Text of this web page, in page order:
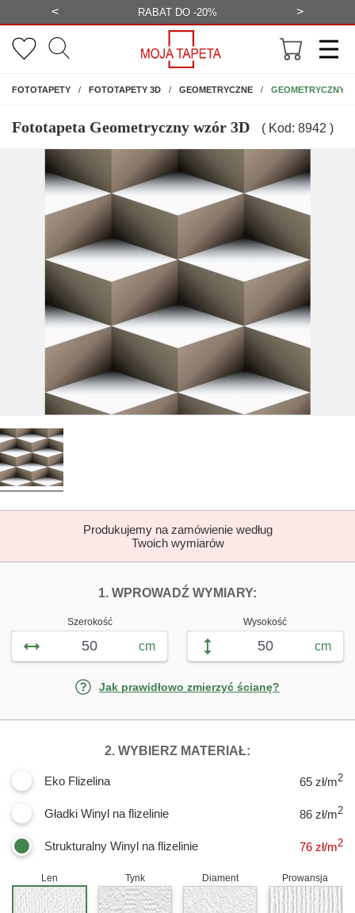
< BEZPŁATNA WIZUALIZACJA >
FOTOTAPETYNA ŚCIANĘ
FOTOTAPETY 3D GEOMETRYCZNE GEOMETRYCZNY
Fototapeta Geometryczny wzór 3D ( Kod: 8942 )
Produkujemy na zamówienie według
Twoich wymiarów
1. WPROWADŹ WYMIARY:
Szerokość
cm
Wysokość
cm
Jak prawidłowo zmierzyć ścianę?
2. WYBIERZ MATERIAŁ:
Eko Flizelina 65 zł/m2
Gładki Winyl na flizelinie 86 zł/m2
Strukturalny Winyl na flizelinie 76 zł/m2
Len Tynk Diament Prowansja